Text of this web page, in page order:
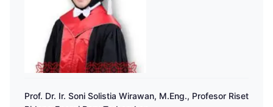
Prof. Dr. Ir. Soni Solistia Wirawan, M.Eng., Profesor Riset